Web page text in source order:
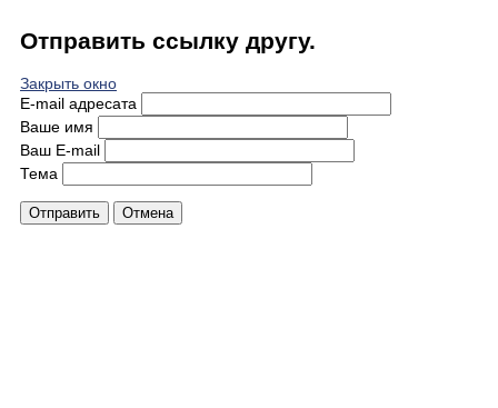
Отправить ссылку другу.
Закрыть окно
E-mail адресата
Ваше имя
Ваш E-mail
Тема
Отправить Отмена